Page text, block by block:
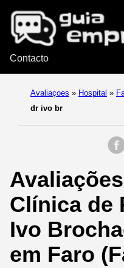
Contacto
Avaliaçoes » Hospital »
dr ivo br
Clínica de
Ivo
em Faro